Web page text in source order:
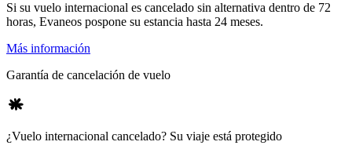
Si su vuelo internacional es cancelado sin alternativa dentro de 72
horas, Evaneos pospone su estancia hasta 24 meses.
Más información
Garantía de cancelación de vuelo
¿Vuelo internacional cancelado? Su viaje está protegido